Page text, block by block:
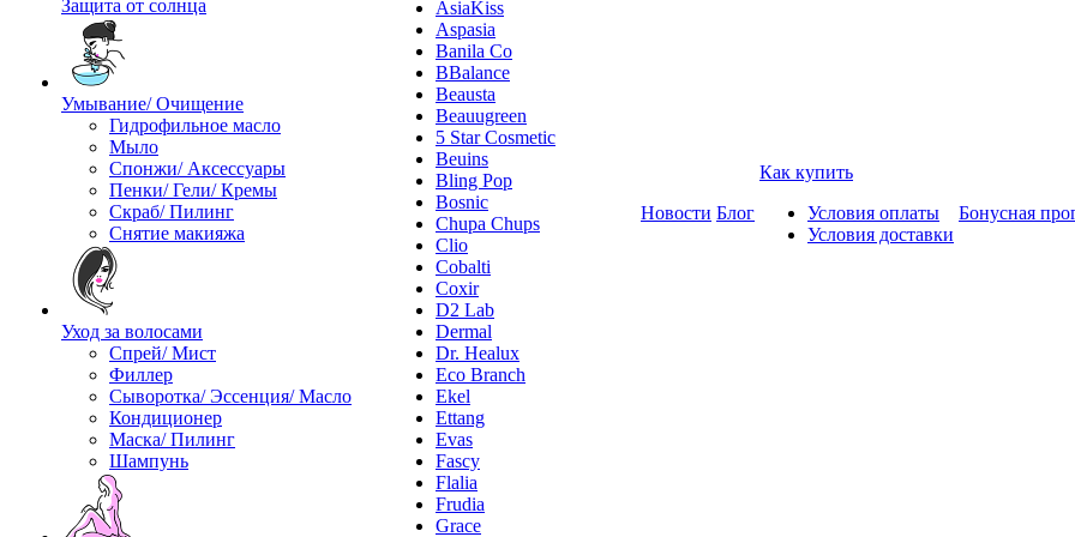
Защита от солнца
Умывание/ Очищение
Гидрофильное масло
Мыло
Спонжи/ Аксессуары
Пенки/ Гели/ Кремы
Скраб/ Пилинг
Снятие макияжа
Уход за волосами
Спрей/ Мист
Филлер
Сыворотка/ Эссенция/ Масло
Кондиционер
Маска/ Пилинг
Шампунь
AsiaKiss
Aspasia
Banila Co
BBalance
Beausta
Beauugreen
5 Star Cosmetic
Beuins
Bling Pop
Bosnic
Chupa Chups
Clio
Cobalti
Coxir
D2 Lab
Dermal
Dr. Healux
Eco Branch
Ekel
Ettang
Evas
Fascy
Flalia
Frudia
Grace
Новости Блог
Как купить
Условия оплаты
Условия доставки
Бонусная